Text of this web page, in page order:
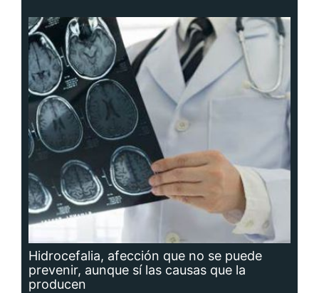
Hidrocefalia, afección que no se puede
prevenir, aunque sí las causas que la
producen